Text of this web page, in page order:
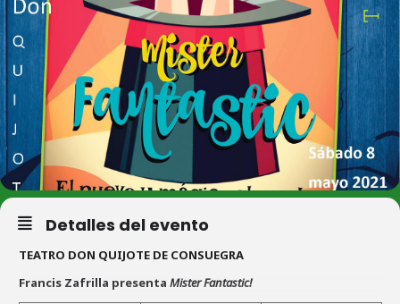
Detalles del evento
TEATRO DON QUIJOTE DE CONSUEGRA
Francis Zafrilla presenta Mister Fantastic!